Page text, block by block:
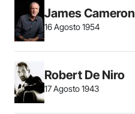
James Cameron
16 Agosto 1954
Robert De Niro
17 Agosto 1943